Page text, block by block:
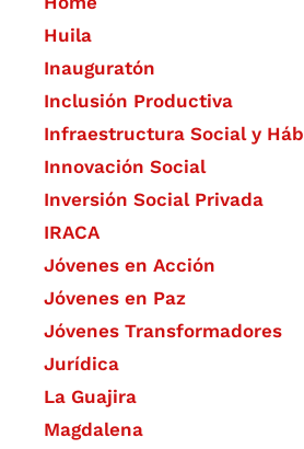
Huila
Inauguratón
Inclusión Productiva
Infraestructura Social y
​Innovación Social
Inversión Social Privada
IRACA
Jóvenes en Acción
Jóvenes en Paz
Jóvenes Transformadores
Jurídica
La Guajira
Magdalena